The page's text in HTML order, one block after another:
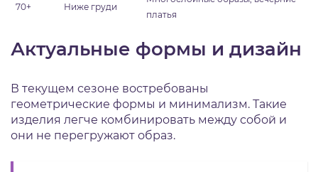
70+ Ниже груди
платья
Актуальные формы и дизайн
В текущем сезоне востребованы
геометрические формы и минимализм. Такие
изделия легче комбинировать между собой и
они не перегружают образ.